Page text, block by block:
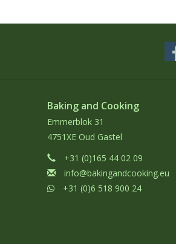
Baking and Cooking
Emmerblok 31
4751XE Oud Gastel
+31 (0)165 44 02 09
info@bakingandcooking.eu
+31 (0)6 518 900 24